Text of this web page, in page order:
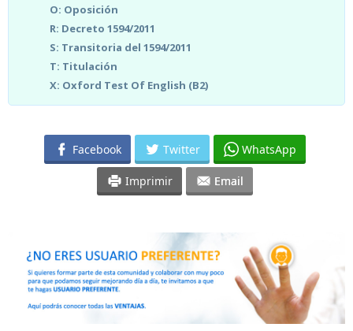
O: Oposición
R: Decreto 1594/2011
S: Transitoria del 1594/2011
T: Titulación
X: Oxford Test Of English (B2)
Facebook Twitter WhatsApp
Imprimir Email